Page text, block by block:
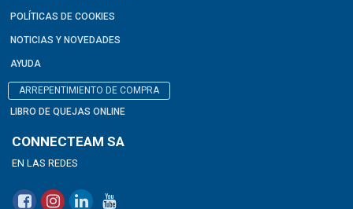
POLÍTICAS DE COOKIES
NOTICIAS Y NOVEDADES
AYUDA
ARREPENTIMIENTO DE COMPRA
LIBRO DE QUEJAS ONLINE
CONNECTEAM SA
EN LAS REDES